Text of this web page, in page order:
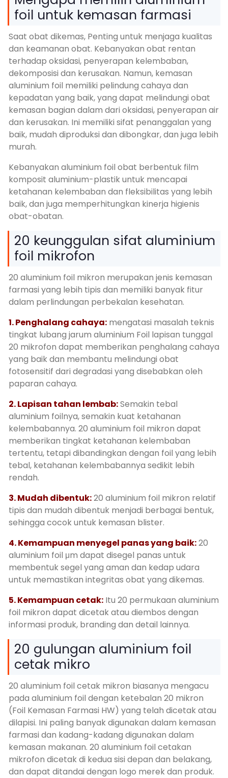
foil untuk kemasan farmasi
Saat obat dikemas, Penting untuk menjaga kualitas
dan keamanan obat. Kebanyakan obat rentan
terhadap oksidasi, penyerapan kelembaban,
dekomposisi dan kerusakan. Namun, kemasan
aluminium foil memiliki pelindung cahaya dan
kepadatan yang baik, yang dapat melindungi obat
kemasan bagian dalam dari oksidasi, penyerapan air
dan kerusakan. Ini memiliki sifat penanggalan yang
baik, mudah diproduksi dan dibongkar, dan juga lebih
murah.
Kebanyakan aluminium foil obat berbentuk film
komposit aluminium-plastik untuk mencapai
ketahanan kelembaban dan fleksibilitas yang lebih
baik, dan juga memperhitungkan kinerja higienis
obat-obatan.
20 keunggulan sifat aluminium
foil mikrofon
20 aluminium foil mikron merupakan jenis kemasan
farmasi yang lebih tipis dan memiliki banyak fitur
dalam perlindungan perbekalan kesehatan.
1. Penghalang cahaya: mengatasi masalah teknis
tingkat lubang jarum aluminium Foil lapisan tunggal
20 mikrofon dapat memberikan penghalang cahaya
yang baik dan membantu melindungi obat
fotosensitif dari degradasi yang disebabkan oleh
paparan cahaya.
2. Lapisan tahan lembab:Semakin tebal
aluminium foilnya, semakin kuat ketahanan
kelembabannya. 20 aluminium foil mikron dapat
memberikan tingkat ketahanan kelembaban
tertentu, tetapi dibandingkan dengan foil yang lebih
tebal, ketahanan kelembabannya sedikit lebih
rendah.
3. Mudah dibentuk:20 aluminium foil mikron relatif
tipis dan mudah dibentuk menjadi berbagai bentuk,
sehingga cocok untuk kemasan blister.
4. Kemampuan menyegel panas yang baik:20
aluminium foil μm dapat disegel panas untuk
membentuk segel yang aman dan kedap udara
untuk memastikan integritas obat yang dikemas.
5. Kemampuan cetak: Itu 20 permukaan aluminium
foil mikron dapat dicetak atau diembos dengan
informasi produk, branding dan detail lainnya.
20 gulungan aluminium foil
cetak mikro
20 aluminium foil cetak mikron biasanya mengacu
pada aluminium foil dengan ketebalan 20 mikron
(Foil Kemasan Farmasi HW) yang telah dicetak atau
dilapisi. Ini paling banyak digunakan dalam kemasan
farmasi dan kadang-kadang digunakan dalam
kemasan makanan. 20 aluminium foil cetakan
mikrofon dicetak di kedua sisi depan dan belakang,
dan dapat ditandai dengan logo merek dan produk.